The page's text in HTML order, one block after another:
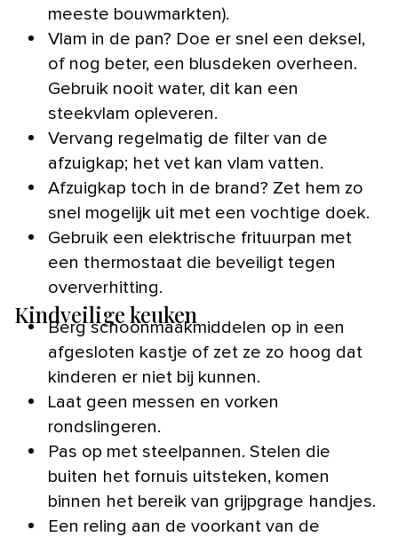
meeste bouwmarkten).
Vlam in de pan? Doe er snel een deksel,
of nog beter, een blusdeken overheen.
Gebruik nooit water, dit kan een
steekvlam opleveren.
Vervang regelmatig de filter van de
afzuigkap; het vet kan vlam vatten.
Afzuigkap toch in de brand? Zet hem zo
snel mogelijk uit met een vochtige doek.
Gebruik een elektrische frituurpan met
een thermostaat die beveiligt tegen
oververhitting.
Kindveilige keuken
Berg schoonmaakmiddelen op in een
afgesloten kastje of zet ze zo hoog dat
kinderen er niet bij kunnen.
Laat geen messen en vorken
rondslingeren.
Pas op met steelpannen. Stelen die
buiten het fornuis uitsteken, komen
binnen het bereik van grijpgrage handjes.
Een reling aan de voorkant van de